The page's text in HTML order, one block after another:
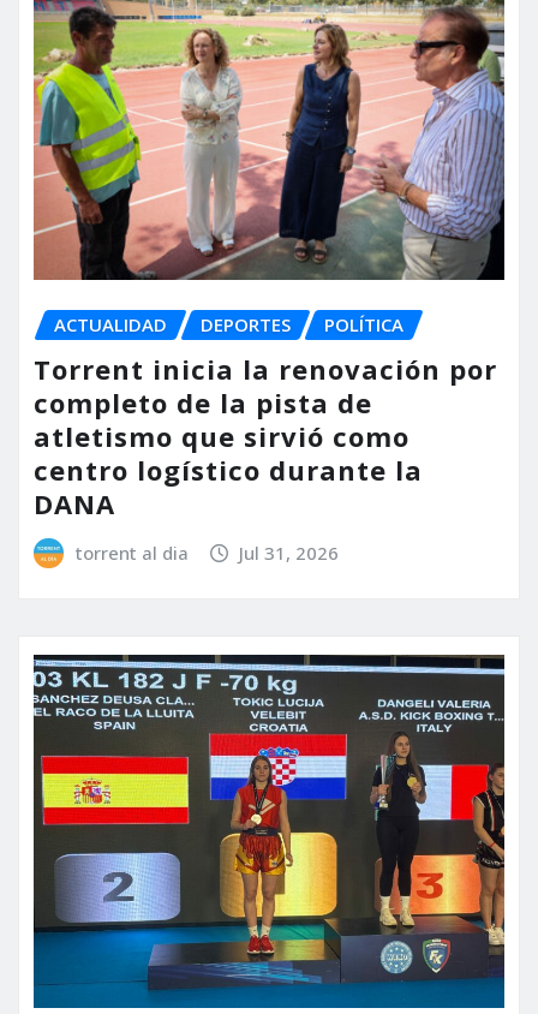
ACTUALIDAD DEPORTES POLÍTICA
Torrent inicia la renovación por
completo de la pista de
atletismo que sirvió como
centro logístico durante la
DANA
torrent al dia Jul 31, 2026